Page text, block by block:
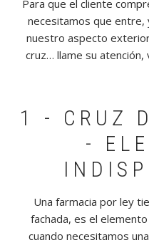
Para que el cliente
necesitamos que
nuestro aspecto
cruz… llame su atención,
1 - CRUZ
-
Una farmacia por ley
fachada, es el
cuando necesitamos